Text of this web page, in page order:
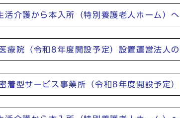
活介護から本入所（特別養護老人ホーム）
療院（令和8年度開設予定）設置運営法人
着型サービス事業所（令和8年度開設予定